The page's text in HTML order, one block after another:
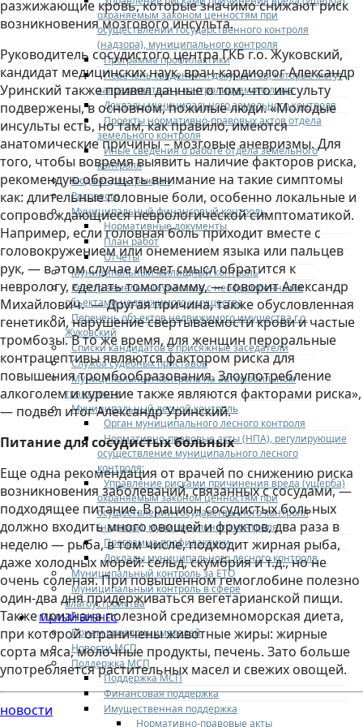
охраняемым законом ценностям при
осуществлении государственного контроля
(надзора), муниципального контроля
Программа профилактики
Перечень сведений и документов, которые могут
запрашиваться у контролируемого лица
Доклады муниципального земельного контроля
Проекты нормативно-правовых актов отдела
земельного контроля
Иные сведения о работе отдела земельного
контроля
Бюджет для граждан
Росреестр
Муниципальный финансовый контроль
Нормативные документы
План работ
Отчеты
Муниципальный жилищный контроль
Реестр земельных участков с неоформленными
объектами недвижимого имущества
Перечень объектов недвижимого имущества г.о.
Жуковский
Списки кандидатов в присяжные заседатели
Служба судебных приставов
Муниципальный контроль на автомобильном
транспорте
Муниципальный лесной контроль
Орган муниципального лесного контроля
Нормативно-правовые акты (НПА), регулирующие
осуществление муниципального лесного
контроля:
Управление рисками причинения вреда (ущерба)
охраняемым законом ценностям при
осуществлении государственного контроля
(надзора), муниципального контроля
Программа профилактики
Доклады муниципального лесного контроля
Муниципальный контроль за ЕТО
Муниципальный контроль в сфере
благоустройства
МАЛЫЙ БИЗНЕС
Прием предпринимателей
Новости МСП
Поддержка МСП
Поддержка МСП
Финансовая поддержка
Имущественная поддержка
Нормативно-правовые акты
разжижающие кровь, которые значимо снижают риск
возникновения мозгового инсульта.
Руководитель сосудистого центра ГКБ г.о. Жуковский,
кандидат медицинских наук, врач-кардиолог Александр
Уринский также привел данные о том, что инсульту
подвержены, в основном, пожилые люди. «Молодые
инсульты есть, но там, как правило, имеются
анатомические причины – мозговые аневризмы. Для
того, чтобы вовремя выявить наличие факторов риска,
рекомендую обращать внимание на такие симптомы
как: длительные головные боли, особенно локальные и
сопровождающиеся неврологической симптоматикой.
Например, если головная боль приходит вместе с
головокружением или онемением языка или пальцев
рук, — в этом случае имеет смысл обратится к
неврологу, сделать томограмму, — говорит Александр
Михайлович. — Другая причина, также обусловленная
генетикой, нарушение свертываемости крови и частые
тромбозы. В то же время, для женщин пероральные
контрацептивы являются фактором риска для
повышения тромбообразования. Злоупотребление
алкоголем и курение также являются факторами риска»,
— подвел итог Александр Уринский.
Питание для сосудистых больных
Еще одна рекомендация от врачей по снижению риска
возникновения заболеваний, связанных с сосудами, —
подходящее питание. В рацион сосудистых больных
должно входить много овощей и фруктов, два раза в
неделю — рыба, в том числе, подходит жирная рыба,
даже холодных морей: сельд, скумбрия и т.д., но не
очень соленая. При повышенном гемоглобине полезно
один-два дня придерживаться вегетарианской пищи.
Также признана полезной средиземноморская диета,
при которой ограничены животные жиры: жирные
сорта мяса, молочные продукты, печень. Зато больше
употребляется растительных масел и свежих овощей.
новости